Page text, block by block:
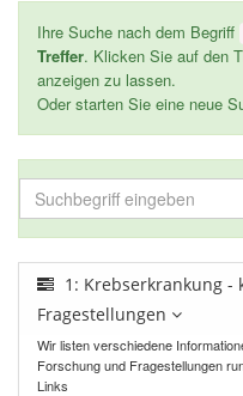
Ihre Suche nach dem Begriff
Treffer. Klicken Sie auf den
anzeigen zu lassen.
Oder starten Sie eine neue
1: Krebserkrankung -
Fragestellungen
Wir listen verschiedene
Forschung und Fragestellungen
Links